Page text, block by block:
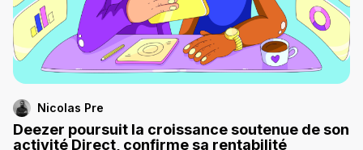
Nicolas Pre
Deezer poursuit la croissance soutenue de son
activité Direct, confirme sa rentabilité